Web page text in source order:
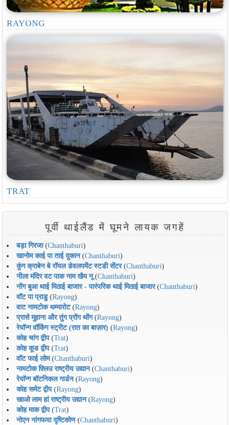
RAYONG
TRAT
पूर्वी थाईलैंड में घूमने लायक जगहें
बड़ा गिरजा(Chanthaburi)
खानोम काई पा ताई दुकान(Chanthaburi)
कुंग क्राबेन बे रॉयल डेवलपमेंट स्टडी सेंटर(Chanthaburi)
नीला मंदिर वट पाक नाम खैम नू(Chanthaburi)
नोंग बुआ थाई मिठाई बाजार - पारंपरिक थाई मिठाई बाजार(Chanthaburi)
वॉट पा प्राडु(Rayong)
वाट नामटोक थम्मारोट(Rayong)
प्रासे मुहाना और तुंग प्रोंग थोंग(Rayong)
रेयॉन्ग वॉकिंग स्ट्रीट (रात का बाज़ार) (Rayong)
कोह चांग द्वीप(Trat)
कोह कूड द्वीप(Trat)
वॉट फाई लोम(Chanthaburi)
नामटोक फ़्लिउ राष्ट्रीय उद्यान(Chanthaburi)
रेयॉन्ग बॉटनिकल गार्डन(Rayong)
कोह समेट द्वीप(Rayong)
खाओ लाम हां राष्ट्रीय उद्यान(Rayong)
कोह माक द्वीप(Trat)
नोएन नांगफया दृष्टिकोण(Chanthaburi)